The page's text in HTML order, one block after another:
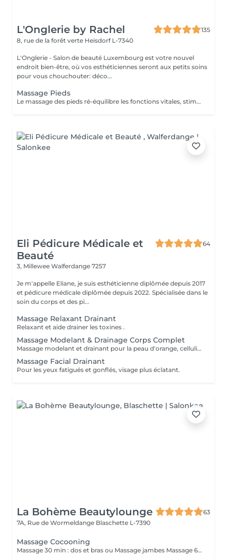
L'Onglerie by Rachel
135
8, rue de la forêt verte Heisdorf L-7340
L'Onglerie - Salon de beauté Luxembourg est votre nouvel
endroit bien-être, où vos esthéticiennes seront aux petits soins
pour vous chouchouter: déco...
Massage Pieds
Le massage des pieds ré-équilibre les fonctions vitales, stimule la circulation sanguine ainsi que le drainage lymphatique. Vos muscles se détendent, les systèmes nerveux sont stimulés.. succombez, profitez d'un moment de détente et de relaxation unique.
Eli Pédicure Médicale et
Beauté
64
3, Millewee Walferdange 7257
Je m'appelle Eliane, je suis esthéticienne diplômée depuis 2017
et pédicure médicale diplômée depuis 2022. Spécialisée dans le
soin du corps et des pi...
Massage Relaxant Drainant
Relaxant et aide drainer les toxines .
Massage Modelant & Drainage Corps Complet
Massage modelant et drainant pour la peau d'orange, cellulite aqueuse et raffermissante. Aide drainer la lymphe, toxines du corps et rétention d'eau.
Massage Facial Drainant
Pour les yeux fatigués et gonflés, visage plus éclatant.
La Bohème Beautylounge
63
7A, Rue de Wormeldange Blaschette L-7390
Massage Cocooning
Massage 30 min : dos et bras ou Massage jambes Massage 60 min dos, bras, jambes *Durée incluant préparation du client et fin de séance ( 10/15 min)*